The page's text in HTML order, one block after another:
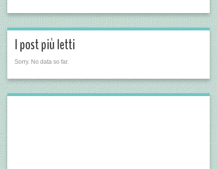
I post più letti
Sorry. No data so far.